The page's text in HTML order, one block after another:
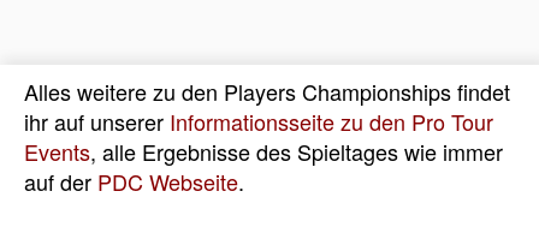
Alles weitere zu den Players Championships findet
ihr auf unserer Informationsseite zu den Pro Tour
Events, alle Ergebnisse des Spieltages wie immer
auf der PDC Webseite.